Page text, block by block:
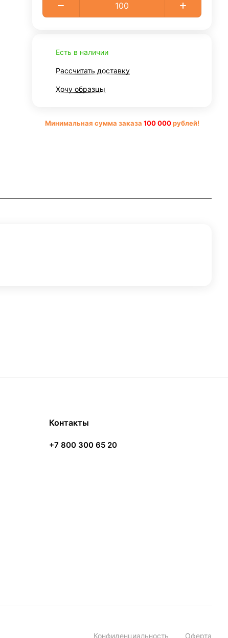
Есть в наличии
Рассчитать доставку
Хочу образцы
Минимальная сумма заказа 100 000рублей!
Контакты
+7 800 300 65 20
Конфиденциальность Оферта